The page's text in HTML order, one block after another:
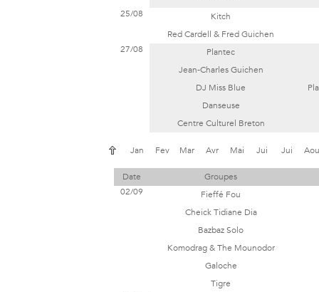
25/08
Kitch
Red Cardell & Fred Guichen
27/08
Plantec
Jean-Charles Guichen
DJ Miss Blue
Danseuse
Centre Culturel Breton
Jan Fev Mar Avr Mai Jui Jui Aou
Date
Groupes
02/09
Fieffé Fou
Cheick Tidiane Dia
Bazbaz Solo
Komodrag & The Mounodor
Galoche
Tigre